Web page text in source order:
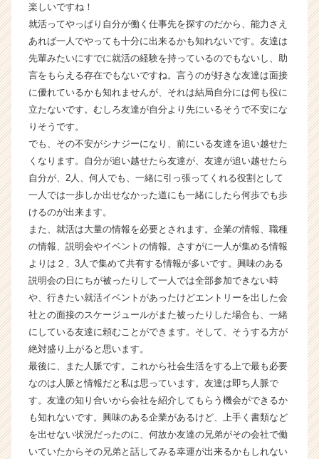
企
か
ら
ス
カ
ウ
が
く
就
活
イ
ト
チ
キ
ャ
リ
ア
（C
h
e
r
C
a
r
楽しいですね！
就活ってやっぱり自分が働く仕事先を探すのだから、能力さえ
あれば一人でやっても十分に出来るかも知れないです。友達は
先輩みたいにすでに就活の経験を持っているのでもないし、助
言をもらえる存在でもないですね。言うのが好きな友達は面接
に優れているかも知れませんが、それは結局自分には何も役に
立たないです。むしろ友達が自分より先にいるそうで不安にな
りそうです。
でも、その不安がシナジーになり、前にいる友達を追い越せた
くなります。自分が追い越せたら友達が、友達が追い越せたら
自分が、2人、何人でも、一緒に引っ張ってくれる役割として
一人では一歩しか出せなかった道にも一緒にしたら何歩でも歩
けるのが出来ます。
また、就活は大量の情報を必要とされます。企業の情報、職種
の情報、説明会やイベントの情報。さすがに一人が集める情報
よりは２、3人で集めて共有する情報が多いです。興味のある
説明会の日にちが被ったりして一人では全部参加できない時
や、行きたい就活イベントがあったけどエントリーを出した会
社との面接のスケージュールがまた被ったりした場合も、一緒
にしている友達に頼むことができます。そして、そうする方が
絶対盛り上がると思います。
最後に、また人脈です。これから社会生活をする上で最も必要
なのは人脈と情報だと私は思っています。友達は即ち人脈で
す。友達の知り合いから会社を紹介してもらう機会ができるか
も知れないです。興味のある企業があるけど、上手く書類など
を出せない状況だったのに、何故か友達の兄弟がその会社で働
いていたからその兄弟と話してみる幸運が出来るかもしれない